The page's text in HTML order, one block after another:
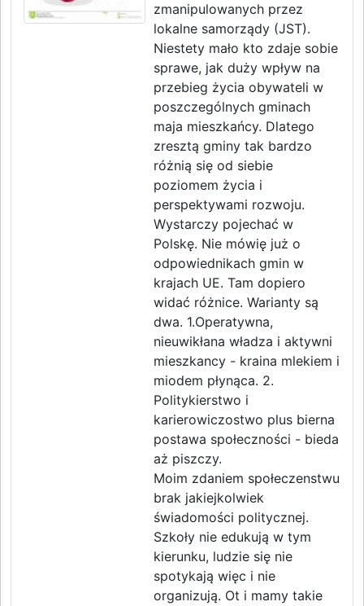
zmanipulowanych przez
lokalne samorządy (JST).
Niestety mało kto zdaje sobie
sprawe, jak duży wpływ na
przebieg życia obywateli w
poszczególnych gminach
maja mieszkańcy. Dlatego
zresztą gminy tak bardzo
różnią się od siebie
poziomem życia i
perspektywami rozwoju.
Wystarczy pojechać w
Polskę. Nie mówię już o
odpowiednikach gmin w
krajach UE. Tam dopiero
widać różnice. Warianty są
dwa. 1.Operatywna,
nieuwikłana władza i aktywni
mieszkancy - kraina mlekiem i
miodem płynąca. 2.
Politykierstwo i
karierowiczostwo plus bierna
postawa społeczności - bieda
aż piszczy.
Moim zdaniem społeczenstwu
brak jakiejkolwiek
świadomości politycznej.
Szkoły nie edukują w tym
kierunku, ludzie się nie
spotykają więc i nie
organizują. Ot i mamy takie